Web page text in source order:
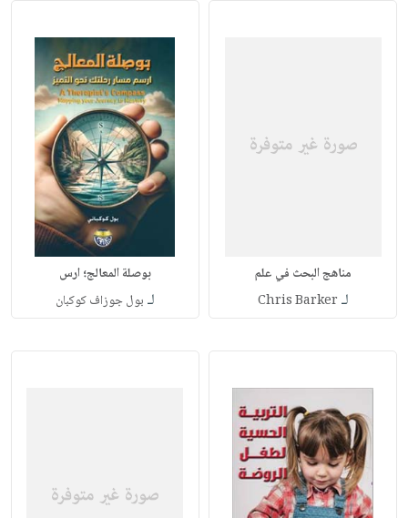
مناهج البحث في علم
لـ Chris Barker
بوصلة المعالج؛ ارس
لـ بول جوزاف كوكبان